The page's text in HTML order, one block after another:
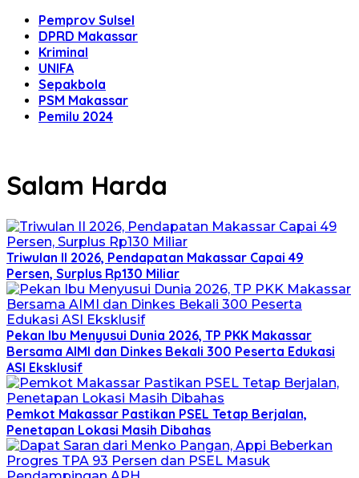
Pemprov Sulsel
DPRD Makassar
Kriminal
UNIFA
Sepakbola
PSM Makassar
Pemilu 2024
Salam Harda
Triwulan II 2026, Pendapatan Makassar Capai 49
Persen, Surplus Rp130 Miliar
Pekan Ibu Menyusui Dunia 2026, TP PKK Makassar
Bersama AIMI dan Dinkes Bekali 300 Peserta Edukasi
ASI Eksklusif
Pemkot Makassar Pastikan PSEL Tetap Berjalan,
Penetapan Lokasi Masih Dibahas